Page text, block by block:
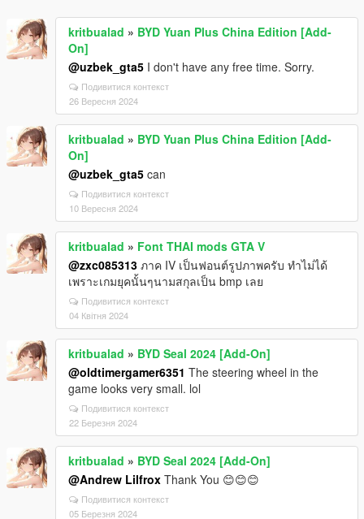
kritbualad » BYD Yuan Plus China Edition [Add-
On]
@uzbek_gta5 I don't have any free time. Sorry.
Подивитися контекст
26 Вересня 2024
kritbualad » BYD Yuan Plus China Edition [Add-
On]
@uzbek_gta5 can
Подивитися контекст
10 Вересня 2024
kritbualad » Font THAI mods GTA V
@zxc085313 ภาค IV เป็นฟอนต์รูปภาพครับ ทำไม่ได้
เพราะเกมยุคนั้นๆนามสกุลเป็น bmp เลย
Подивитися контекст
04 Квітня 2024
kritbualad » BYD Seal 2024 [Add-On]
@oldtimergamer6351 The steering wheel in the
game looks very small. lol
Подивитися контекст
22 Березня 2024
kritbualad » BYD Seal 2024 [Add-On]
@Andrew Lilfrox Thank You 😊😊😊
Подивитися контекст
05 Березня 2024